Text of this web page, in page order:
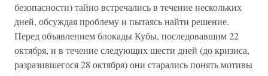
безопасности) тайно встречались в течение нескольких
дней, обсуждая проблему и пытаясь найти решение.
Перед объявлением блокады Кубы, последовавшим 22
октября, и в течение следующих шести дней (до кризиса,
разразившегося 28 октября) они старались понять мотивы